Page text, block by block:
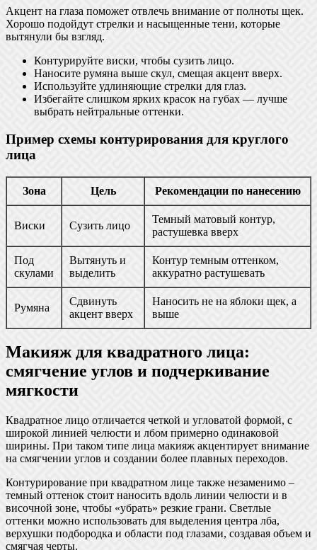
Акцент на глаза поможет отвлечь внимание от полноты щек.
Хорошо подойдут стрелки и насыщенные тени, которые
вытянули бы взгляд.
Контурируйте виски, чтобы сузить лицо.
Наносите румяна выше скул, смещая акцент вверх.
Используйте удлиняющие стрелки для глаз.
Избегайте слишком ярких красок на губах — лучше
выбрать нейтральные оттенки.
Пример схемы контурирования для круглого
лица
Зона Цель Рекомендации по нанесению
Виски Сузить лицо
Темный матовый контур,
растушевка вверх
Под
скулами
Вытянуть и
выделить
Контур темным оттенком,
аккуратно растушевать
Румяна
Сдвинуть
акцент вверх
Наносить не на яблоки щек, а
выше
Макияж для квадратного лица:
смягчение углов и подчеркивание
мягкости
Квадратное лицо отличается четкой и угловатой формой, с
широкой линией челюсти и лбом примерно одинаковой
ширины. При таком типе лица макияж акцентирует внимание
на смягчении углов и создании более плавных переходов.
Контурирование при квадратном лице также незаменимо –
темный оттенок стоит наносить вдоль линии челюсти и в
височной зоне, чтобы «убрать» резкие грани. Светлые
оттенки можно использовать для выделения центра лба,
верхушки подбородка и области под глазами, создавая объем и
смягчая черты.